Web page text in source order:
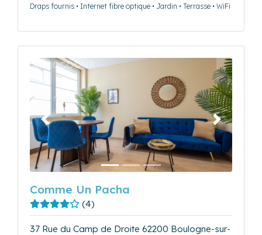
Draps fournis • Internet fibre optique • Jardin • Terrasse • WiFi
Précédent Suivant
Comme Un Pacha
(4)
37 Rue du Camp de Droite 62200 Boulogne-sur-